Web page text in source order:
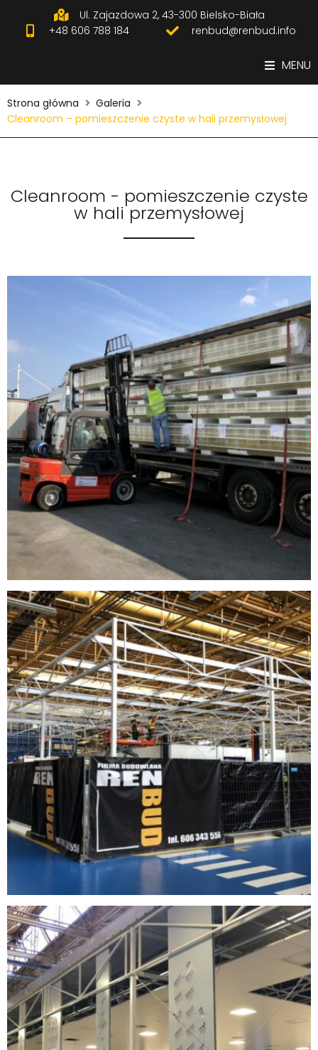
Ul. Zajazdowa 2, 43-300 Bielsko-Biała
+48 606 788 184
renbud@renbud.info
MENU
Strona główna
Galeria
Cleanroom – pomieszczenie czyste w hali przemysłowej
Cleanroom - pomieszczenie czyste
w hali przemysłowej